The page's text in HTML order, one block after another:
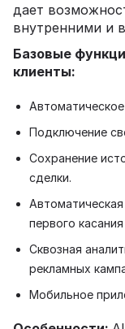
дает
внутренними и
Базовые
клиенты:
Подключение
Сохранение
сделки.
первого
Сквозная
рекламных
Мобильное